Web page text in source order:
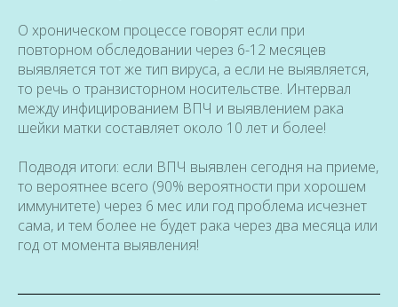
О хроническом процессе говорят если при
повторном обследовании через 6-12 месяцев
выявляется тот же тип вируса, а если не выявляется,
то речь о транзисторном носительстве. Интервал
между инфицированием ВПЧ и выявлением рака
шейки матки составляет около 10 лет и более!
Подводя итоги: если ВПЧ выявлен сегодня на приеме,
то вероятнее всего (90% вероятности при хорошем
иммунитете) через 6 мес или год проблема исчезнет
сама, и тем более не будет рака через два месяца или
год от момента выявления!